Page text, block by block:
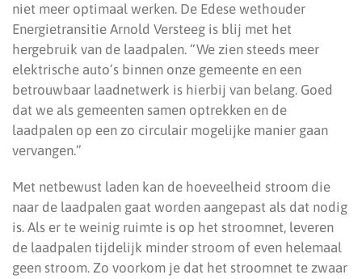
niet meer optimaal werken. De Edese wethouder
Energietransitie Arnold Versteeg is blij met het
hergebruik van de laadpalen. “We zien steeds meer
elektrische auto’s binnen onze gemeente en een
betrouwbaar laadnetwerk is hierbij van belang. Goed
dat we als gemeenten samen optrekken en de
laadpalen op een zo circulair mogelijke manier gaan
vervangen.”
Met netbewust laden kan de hoeveelheid stroom die
naar de laadpalen gaat worden aangepast als dat nodig
is. Als er te weinig ruimte is op het stroomnet, leveren
de laadpalen tijdelijk minder stroom of even helemaal
geen stroom. Zo voorkom je dat het stroomnet te zwaar